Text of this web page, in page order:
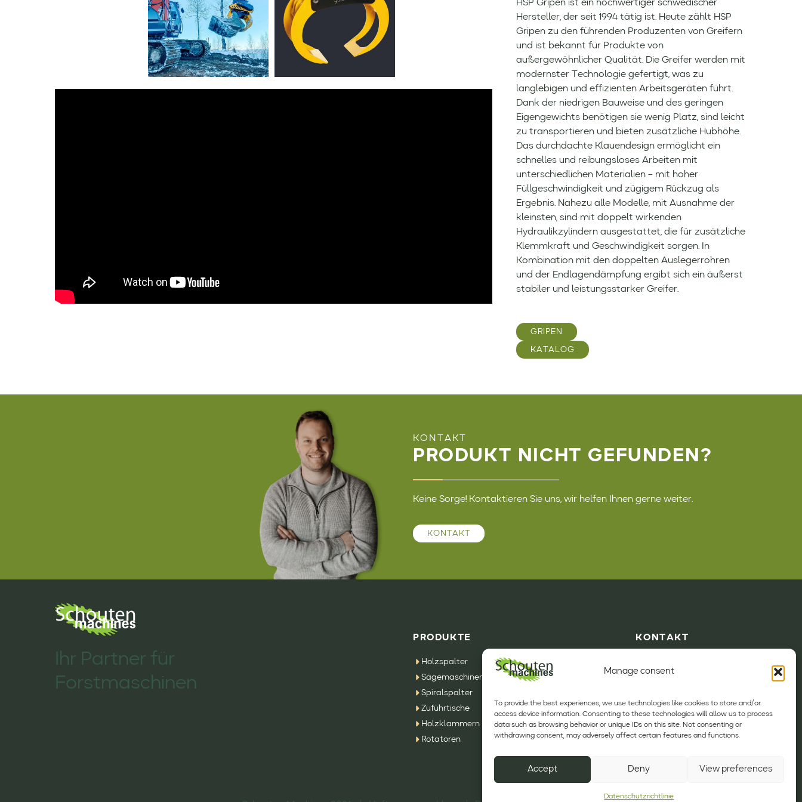
Manage consent
To provide the best experiences, we use technologies like cookies to store and/or
access device information. Consenting to these technologies will allow us to process
data such as browsing behavior or unique IDs on this site. Not consenting or
withdrawing consent, may adversely affect certain features and functions.
Accept Deny View preferences
Datenschutzrichtlinie
HSP Gripen ist ein hochwertiger schwedischer
Hersteller, der seit 1994 tätig ist. Heute zählt HSP
Gripen zu den führenden Produzenten von Greifern
und ist bekannt für Produkte von
außergewöhnlicher Qualität. Die Greifer werden mit
modernster Technologie gefertigt, was zu
langlebigen und effizienten Arbeitsgeräten führt.
Dank der niedrigen Bauweise und des geringen
Eigengewichts benötigen sie wenig Platz, sind leicht
zu transportieren und bieten zusätzliche Hubhöhe.
Das durchdachte Klauendesign ermöglicht ein
schnelles und reibungsloses Arbeiten mit
unterschiedlichen Materialien – mit hoher
Füllgeschwindigkeit und zügigem Rückzug als
Ergebnis. Nahezu alle Modelle, mit Ausnahme der
kleinsten, sind mit doppelt wirkenden
Hydraulikzylindern ausgestattet, die für zusätzliche
Klemmkraft und Geschwindigkeit sorgen. In
Kombination mit den doppelten Auslegerrohren
und der Endlagendämpfung ergibt sich ein äußerst
stabiler und leistungsstarker Greifer.
GRIPEN
KATALOG
KONTAKT
PRODUKT NICHT GEFUNDEN?
Keine Sorge! Kontaktieren Sie uns, wir helfen Ihnen gerne weiter.
KONTAKT
Ihr Partner für
Forstmaschinen
PRODUKTE
Holzspalter
Sägemaschinen
Spiralspalter
Zuführtische
Holzklammern
Rotatoren
Rückewagen
Forstkräne
maschinen
Harvesters
SFE Maschinen
KONTAKT
E-mail:info@sfeh.nl
Folgen Sie uns auf